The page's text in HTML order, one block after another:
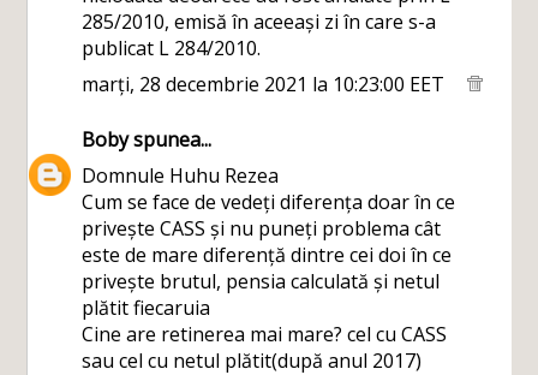
285/2010, emisă în aceeași zi în care s-a
publicat L 284/2010.
marți, 28 decembrie 2021 la 10:23:00 EET
Bobyspunea...
Domnule Huhu Rezea
Cum se face de vedeți diferența doar în ce
privește CASS și nu puneți problema cât
este de mare diferență dintre cei doi în ce
privește brutul, pensia calculată și netul
plătit fiecaruia
Cine are retinerea mai mare? cel cu CASS
sau cel cu netul plătit(după anul 2017)